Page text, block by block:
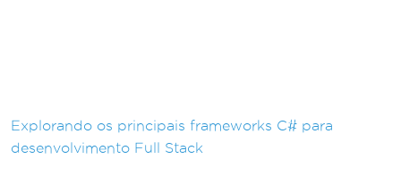
Explorando os principais frameworks C# para
desenvolvimento Full Stack